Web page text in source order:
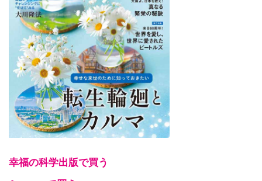
幸福の科学出版で買う